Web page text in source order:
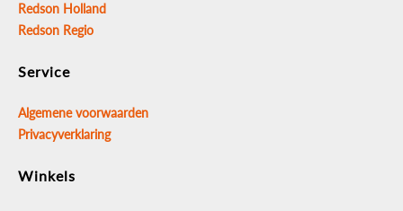
Redson Holland
Redson Regio
Service
Algemene voorwaarden
Privacyverklaring
Winkels